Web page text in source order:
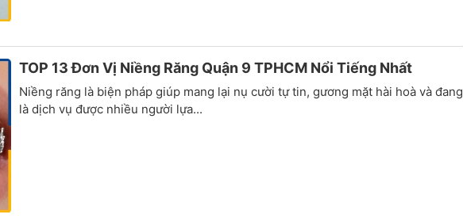
TOP 13 Đơn Vị Niềng Răng Quận 9 TPHCM Nổi Tiếng Nhất
Niềng răng là biện pháp giúp mang lại nụ cười tự tin, gương mặt hài hoà và đang
là dịch vụ được nhiều người lựa...